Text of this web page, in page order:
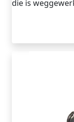
die is